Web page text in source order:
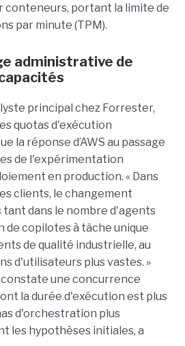
conteneurs, portant la limite de
par minute (TPM).
administrative de
principal chez Forrester,
quotas d'exécution
la réponse d’AWS au passage
de l'expérimentation
en production. « Dans
clients, le changement
tant dans le nombre d'agents
de copilotes à tâche unique
de qualité industrielle, au
d'utilisateurs plus vastes. »
constate une concurrence
la durée d'exécution est plus
d'orchestration plus
les hypothèses initiales, a